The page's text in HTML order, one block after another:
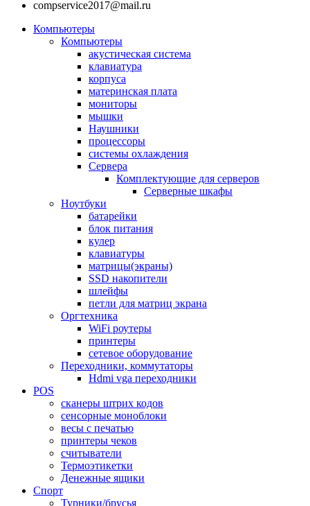
compservice2017@mail.ru
Компьютеры
Компьютеры
акустическая система
клавиатура
корпуса
материнская плата
мониторы
мышки
Наушники
процессоры
системы охлаждения
Сервера
Комплектующие для серверов
Серверные шкафы
Ноутбуки
батарейки
блок питания
кулер
клавиатуры
матрицы(экраны)
SSD накопители
шлейфы
петли для матриц экрана
Оргтехника
WiFi роутеры
принтеры
сетевое оборудование
Переходники, коммутаторы
Hdmi vga переходники
POS
сканеры штрих кодов
сенсорные моноблоки
весы с печатью
принтеры чеков
считыватели
Термоэтикетки
Денежные ящики
Спорт
Турники/брусья